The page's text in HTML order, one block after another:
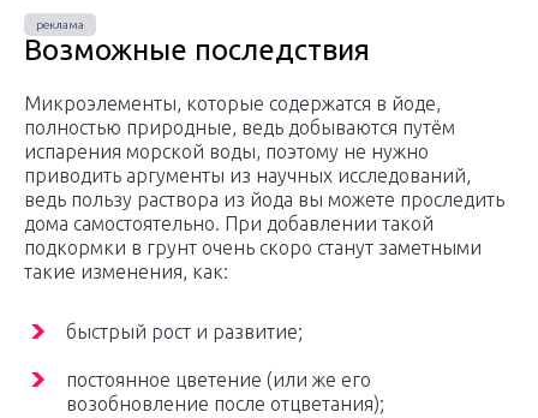
Возможные последствия
Микроэлементы, которые содержатся в йоде,
полностью природные, ведь добываются путём
испарения морской воды, поэтому не нужно
приводить аргументы из научных исследований,
ведь пользу раствора из йода вы можете проследить
дома самостоятельно. При добавлении такой
подкормки в грунт очень скоро станут заметными
такие изменения, как:
быстрый рост и развитие;
постоянное цветение (или же его
возобновление после отцветания);